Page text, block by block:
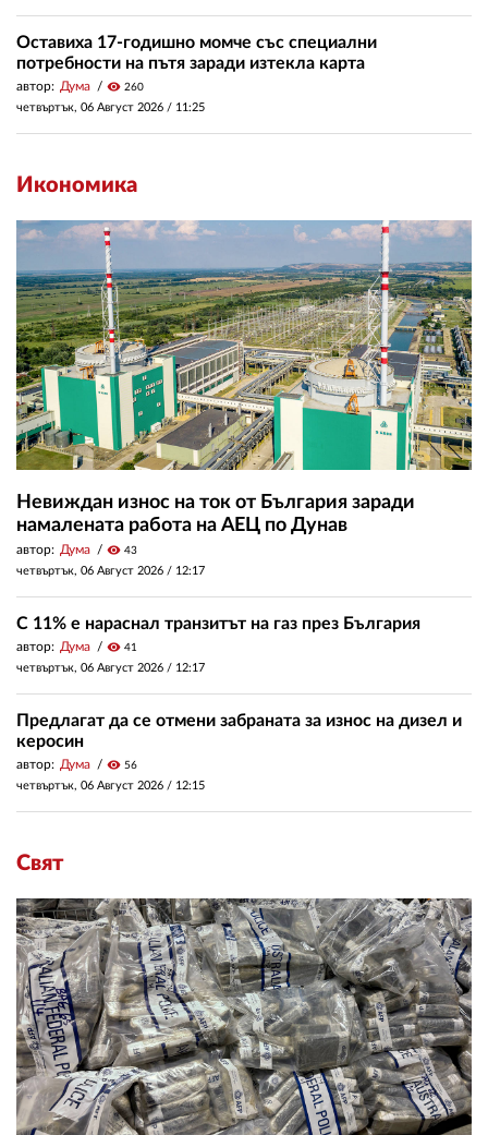
Оставиха 17-годишно момче със специални
потребности на пътя заради изтекла карта
автор: Дума visibility 260
четвъртък, 06 Август 2026 / 11:25
Икономика
Невиждан износ на ток от България заради
намалената работа на АЕЦ по Дунав
автор: Дума visibility 43
четвъртък, 06 Август 2026 / 12:17
С 11% е нараснал транзитът на газ през България
автор: Дума visibility 41
четвъртък, 06 Август 2026 / 12:17
Предлагат да се отмени забраната за износ на дизел и
керосин
автор: Дума visibility 56
четвъртък, 06 Август 2026 / 12:15
Свят